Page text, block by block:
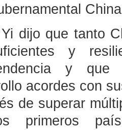
dijo que tanto
y
y que
acordes con
de superar
primeros